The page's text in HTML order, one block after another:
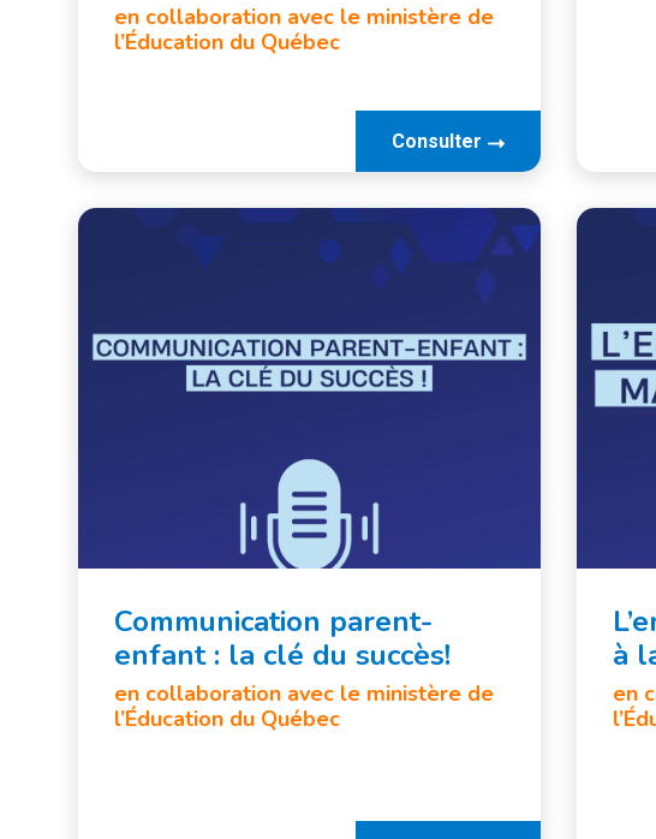
en collaboration avec le ministère de
l’Éducation du Québec
Consulter
Communication parent-
enfant : la clé du succès!
en collaboration avec le ministère de
l’Éducation du Québec
à
en